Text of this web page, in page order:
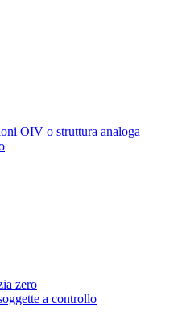
OIV o struttura analoga
zero
a controllo